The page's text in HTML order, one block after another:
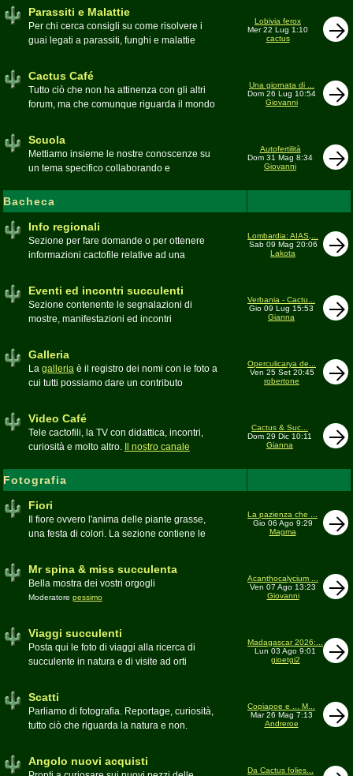
Parassiti e Malattie
Per chi cerca consigli su come risolvere i
guai legati a parassiti, funghi e malattie
Lobivia ferox
Mer 22 Lug 1:10
cactus
Cactus Café
Tutto ciò che non ha attinenza con gli altri
forum, ma che comunque riguarda il mondo
Moderatore
Una giornata di ...
Dom 26 Lug 10:54
Giovanni
Scuola
Mettiamo insieme le nostre conoscenze su
un tema specifico collaborando e
cactofilo
Autofertilità
Dom 31 Mag 8:34
Giovanni
Bacheca
Info regionali
Sezione per fare domande o per ottenere
informazioni cactofile relative ad una
Lombardia: AIAS,...
Sab 09 Mag 20:06
Lakota
Eventi ed incontri succulenti
Sezione contenente le segnalazioni di
mostre, manifestazioni ed incontri
Verbania - Cactu...
Gio 09 Lug 15:53
Gianna
Galleria
La galleriaè il registro dei nomi con le foto a
cui tutti possiamo dare un contributo
spazio discutiamo SOLO di errori,
inesattezze, idee e altro inerenti l'argomento
Operculicarya de...
Ven 25 Set 20:45
robertone
Video Café
Tele cactofili, la TV con didattica, incontri,
curiosità e molto altro.
Il nostro canale
Cactus & Suc...
Dom 29 Dic 10:11
Gianna
Fotografia
Fiori
Il fiore ovvero l'anima delle piante grasse,
una festa di colori. La sezione contiene le
La pazienza che ...
Gio 06 Ago 9:29
Magma
Mr spina & miss succulenta
Bella mostra dei vostri orgogli
Moderatore pessimo
Acanthocalycium ...
Ven 07 Ago 13:23
Giovanni
Viaggi succulenti
Posta qui le foto di viaggi alla ricerca di
succulente in natura e di visite ad orti
Madagascar 2026:...
Lun 03 Ago 9:01
gioetgi2
Scatti
Parliamo di fotografia. Reportage, curiosità,
tutto ciò che riguarda la natura e non.
Copiapoe e ... M...
Mar 26 Mag 7:13
Andreroe
Angolo nuovi acquisti
Da Cactus folies...